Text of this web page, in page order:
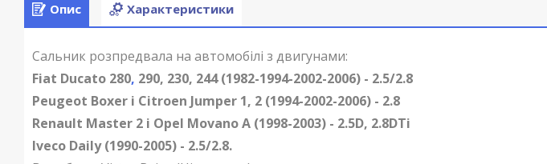
Опис Характеристики
Сальник розпредвала на автомобілі з двигунами:
Fiat Ducato 280, 290, 230, 244 (1982-1994-2002-2006) - 2.5/2.8
Peugeot Boxer і Citroen Jumper 1, 2 (1994-2002-2006) - 2.8
Renault Master 2 і Opel Movano A (1998-2003) - 2.5D, 2.8DTi
Iveco Daily (1990-2005) - 2.5/2.8.